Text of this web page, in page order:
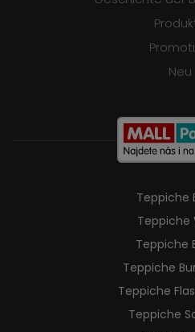
Neu
Teppiche
Teppiche
Teppiche
Teppiche
Teppiche
Teppiche